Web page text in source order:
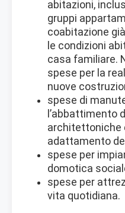
abitazioni,
gruppi
coabitazione
le condizioni
casa familiare.
spese per la
nuove
spese di
l’abbattimento
architettoniche
adattamento
spese per
domotica
spese per
vita quotidiana.